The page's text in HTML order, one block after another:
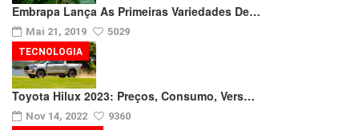
Embrapa Lança As Primeiras Variedades De…
Mai 21, 2019 5029
Toyota Hilux 2023: Preços, Consumo, Vers…
Nov 14, 2022 9360
TECNOLOGIA